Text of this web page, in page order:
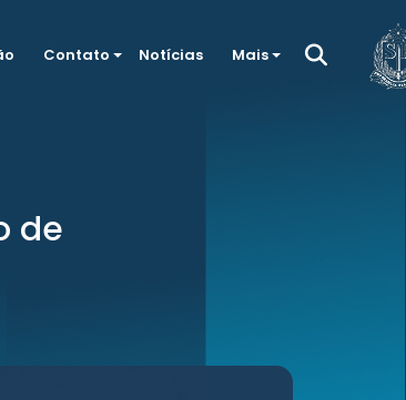
Contato Notícias Mais
de